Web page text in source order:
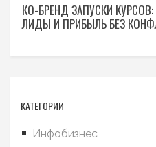
КО-БРЕНД ЗАПУСКИ
ЛИДЫ И ПРИБЫЛЬ БЕЗ
КАТЕГОРИИ
Инфобизнес